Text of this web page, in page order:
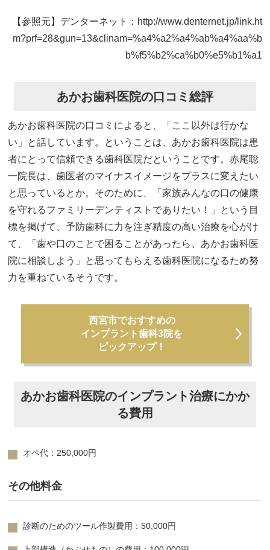
【参照元】デンターネット：http://www.denternet.jp/link.ht
m?prf=28&gun=13&clinam=%a4%a2%a4%ab%a4%aa%b
b%f5%b2%ca%b0%e5%b1%a1
あかお歯科医院の口コミ総評
あかお歯科医院の口コミによると、「ここ以外は行かな
い」と話しています。ということは、あかお歯科医院は患
者にとって信頼できる歯科医院だということです。赤尾聡
一院長は、歯医者のマイナスイメージをプラスに変えたい
と思っているとか。そのために、「家族みんなの口の健康
を守れるファミリーデンティストでありたい！」という目
標を掲げて、予防歯科に力を注ぎ精度の高い治療を心がけ
て、「歯や口のことで困ることがあったら、あかお歯科医
院に相談しよう」と思ってもらえる歯科医院になるため努
力を重ねているそうです。
西宮市でおすすめの
インプラント歯科3院を
ピックアップ！
あかお歯科医院のインプラント治療にかか
る費用
オペ代：250,000円
その他料金
診断のためのツール作製費用：50,000円